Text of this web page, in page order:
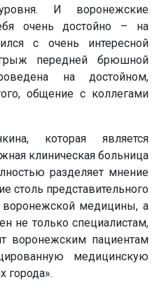
И воронежские
очень достойно – на
с очень интересной
передней брюшной
на достойном,
общение с коллегами
которая является
клиническая больница
разделяет мнение
столь представительного
медицины, а
не только специалистам,
воронежским пациентам
медицинскую
города».